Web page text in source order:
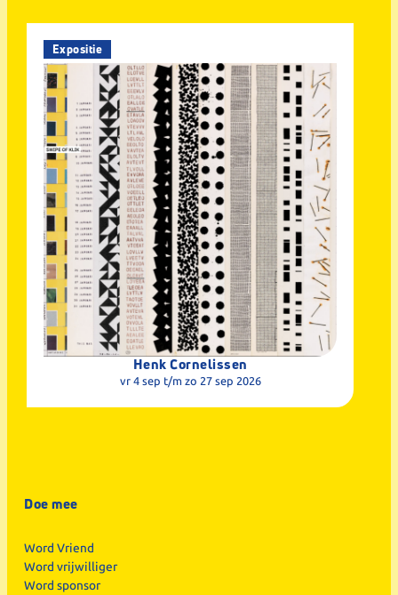
Expositie
Henk Cornelissen
vr 4 sep t/m zo 27 sep 2026
Doe mee
Word Vriend
Word vrijwilliger
Word sponsor